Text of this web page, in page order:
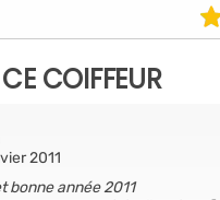
COIFFEUR
2011
bonne année 2011